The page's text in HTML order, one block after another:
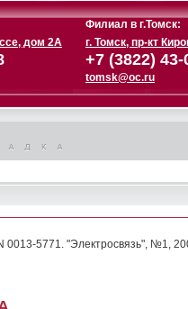
Филиал в г.Томск:
дом 2А
г. Томск, пр-кт
+7 (3822) 43-
tomsk@oc.ru
0013-5771. "Электросвязь", №1,